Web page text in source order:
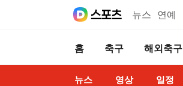
뉴스 연예
홈 축구 해외축구
뉴스 영상 일정